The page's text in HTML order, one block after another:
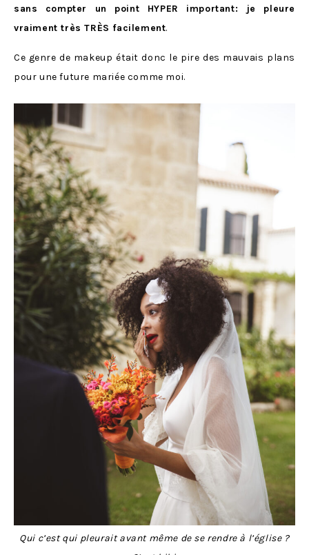
sans compter un point HYPER important: je pleure
vraiment très TRÈS facilement.
Ce genre de makeup était donc le pire des mauvais plans
pour une future mariée comme moi.
Qui c’est qui pleurait avant même de se rendre à l’église ?